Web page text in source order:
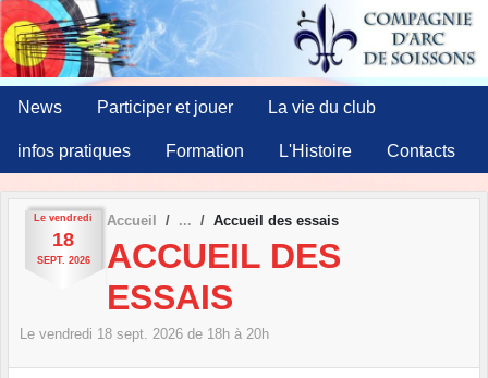
News Participer et jouer La vie du club
infos pratiques Formation L'Histoire Contacts
Le vendredi
18
SEPT. 2026
Accueil Accueil des essais
ACCUEIL DES
ESSAIS
Le vendredi 18 sept. 2026 de 18h à 20h
Panneau de gestion des cookies